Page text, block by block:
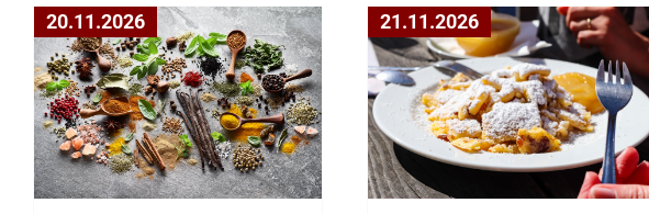
20.11.2026 21.11.2026